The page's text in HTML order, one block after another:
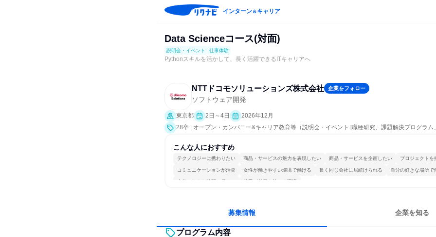
インターン＆キャリア
Data Scienceコース(対面)
説明会・イベント 仕事体験
Pythonスキルを活かして、長く活躍できるITキャリアへ
NTTドコモソリューションズ株式会社 企業をフォロー
ソフトウェア開発
東京都 2日～4日
2026年12月
28卒 | オープン・カンパニー&キャリア教育等（説明会・イベント [職種研究、課題解決プログラム
こんな人におすすめ
テクノロジーに携わりたい 商品・サービスの魅力を表現したい 商品・サービスを企画したい プロジェクトを
コミュニケーションが活発 女性が働きやすい環境で働ける 長く同じ会社に居続けられる 自分の好きな場所で
自分の好きな時間で働ける 若手が裁量を持てる環境
募集情報 企業を知る
プログラム内容